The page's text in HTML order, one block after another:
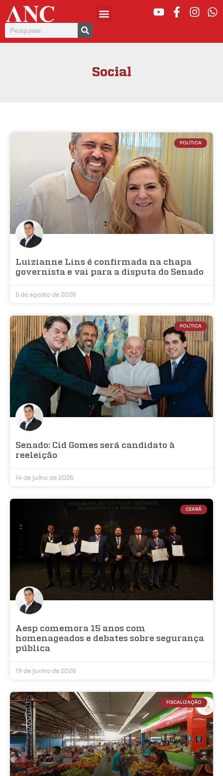
Social
POLÍTICA
Luizianne Lins é confirmada na chapa
governista e vai para a disputa do Senado
5 de agosto de 2026
POLÍTICA
Senado: Cid Gomes será candidato à
reeleição
14 de julho de 2026
CEARÁ
Aesp comemora 15 anos com
homenageados e debates sobre segurança
pública
19 de junho de 2026
FISCALIZAÇÃO